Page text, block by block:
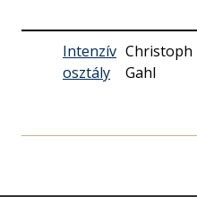
Intenzív
osztály
Christoph
Gahl